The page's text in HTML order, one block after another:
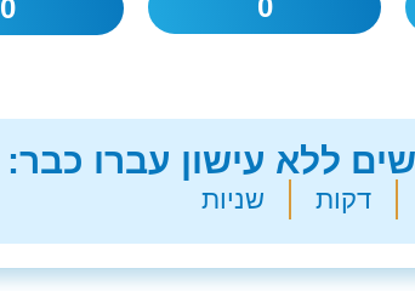
0
0
ללא עישון עברו כבר:
דקות שניות